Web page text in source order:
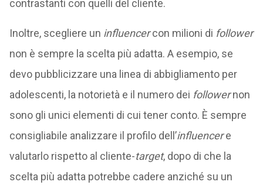
contrastanti con quelli del cliente.
Inoltre, scegliere un influencercon milioni di follower
non è sempre la scelta più adatta. A esempio, se
devo pubblicizzare una linea di abbigliamento per
adolescenti, la notorietà e il numero dei followernon
sono gli unici elementi di cui tener conto. È sempre
consigliabile analizzare il profilo dell’influencere
valutarlo rispetto al cliente-target, dopo di che la
scelta più adatta potrebbe cadere anziché su un